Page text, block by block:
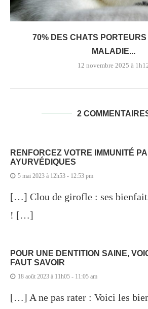
70% DES CHATS
MALADIE...
12 novembre 2025 à
2
RENFORCEZ VOTRE IMMUNITÉ
AYURVÉDIQUES
5 mai 2023 à 12h53 - 12:53 pm
[…] Clou de girofle : ses
! […]
POUR UNE DENTITION SAINE,
FAUT SAVOIR
18 août 2023 à 11h05 - 11:05 am
[…] A ne pas rater : Voici les